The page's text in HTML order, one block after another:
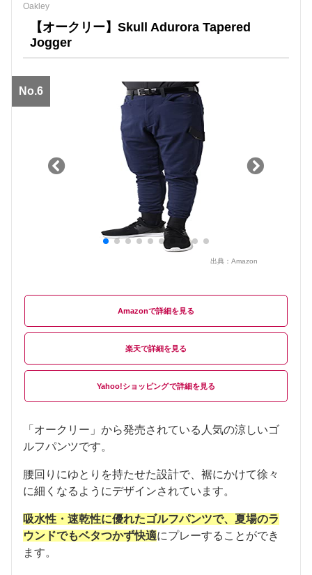
Oakley
【オークリー】Skull Adurora Tapered
Jogger
No.6
出典： Amazon
Amazon
楽天
Yahoo!ショッピング
「オークリー」から発売されている人気の涼しいゴ
ルフパンツです。
腰回りにゆとりを持たせた設計で、裾にかけて徐々
に細くなるようにデザインされています。
吸水性・速乾性に優れたゴルフパンツで、夏場のラ
ウンドでもベタつかず快適にプレーすることができ
ます。